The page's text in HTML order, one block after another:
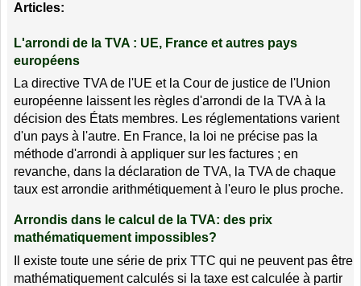
Articles:
L'arrondi de la TVA : UE, France et autres pays
européens
La directive TVA de l'UE et la Cour de justice de l'Union
européenne laissent les règles d'arrondi de la TVA à la
décision des États membres. Les réglementations varient
d'un pays à l'autre. En France, la loi ne précise pas la
méthode d'arrondi à appliquer sur les factures ; en
revanche, dans la déclaration de TVA, la TVA de chaque
taux est arrondie arithmétiquement à l'euro le plus proche.
Arrondis dans le calcul de la TVA: des prix
mathématiquement impossibles?
Il existe toute une série de prix TTC qui ne peuvent pas être
mathématiquement calculés si la taxe est calculée à partir